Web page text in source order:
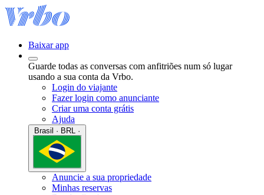
Baixar app
Guarde todas as conversas com anfitriões num só lugar
usando a sua conta da Vrbo.
Login do viajante
Fazer login como anunciante
Criar uma conta grátis
Ajuda
Anuncie a sua propriedade
Minhas reservas